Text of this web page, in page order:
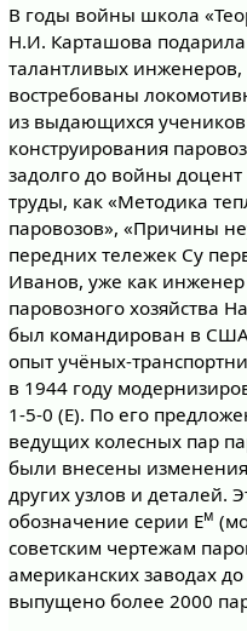
В годы войны школа
Н.И. Карташова
талантливых
востребованы
из выдающихся
конструирования
задолго до войны
труды, как «Методика
паровозов», «Причины
передних тележек Су
Иванов, уже как
паровозного хозяйства
был командирован в США,
опыт учёных-
в 1944 году
1-5-0 (Е). По его
ведущих колесных пар
были внесены
других узлов и деталей.
обозначение серии Ем
советским чертежам
американских заводах
выпущено более 2000